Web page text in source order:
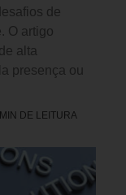
de
O artigo
alta
presença ou
DE LEITURA